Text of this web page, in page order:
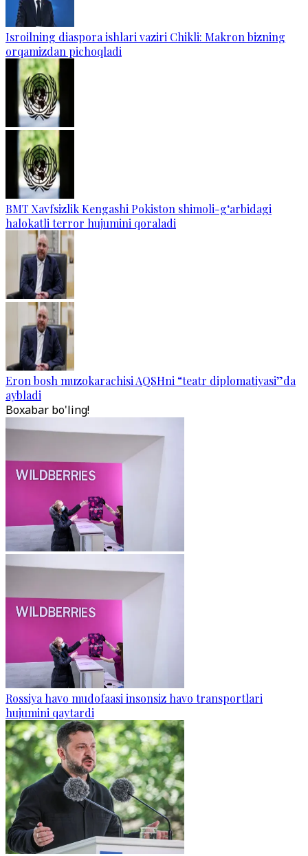
Isroilning diaspora ishlari vaziri Chikli: Makron bizning
orqamizdan pichoqladi
BMT Xavfsizlik Kengashi Pokiston shimoli-g‘arbidagi
halokatli terror hujumini qoraladi
Eron bosh muzokarachisi AQSHni “teatr diplomatiyasi”da
aybladi
Boxabar bo'ling!
Rossiya havo mudofaasi insonsiz havo transportlari
hujumini qaytardi